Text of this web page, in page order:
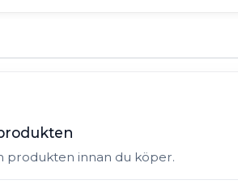
produkten innan du köper.